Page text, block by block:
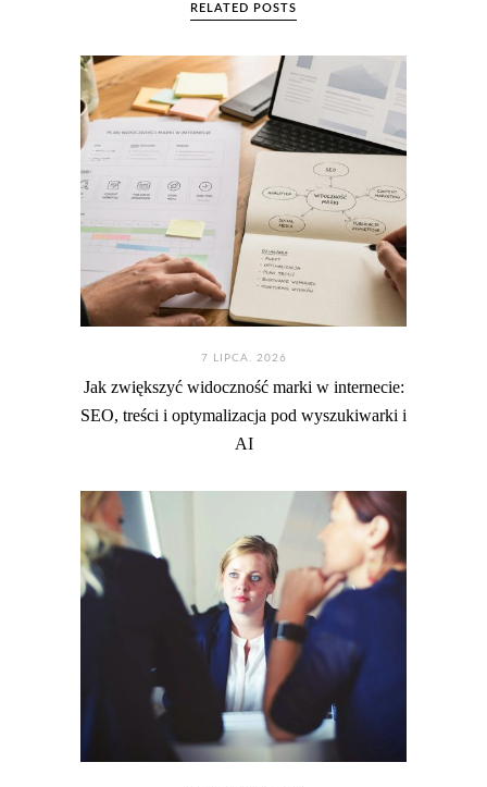
RELATED POSTS
7 LIPCA. 2026
Jak zwiększyć widoczność marki w internecie:
SEO, treści i optymalizacja pod wyszukiwarki i
AI